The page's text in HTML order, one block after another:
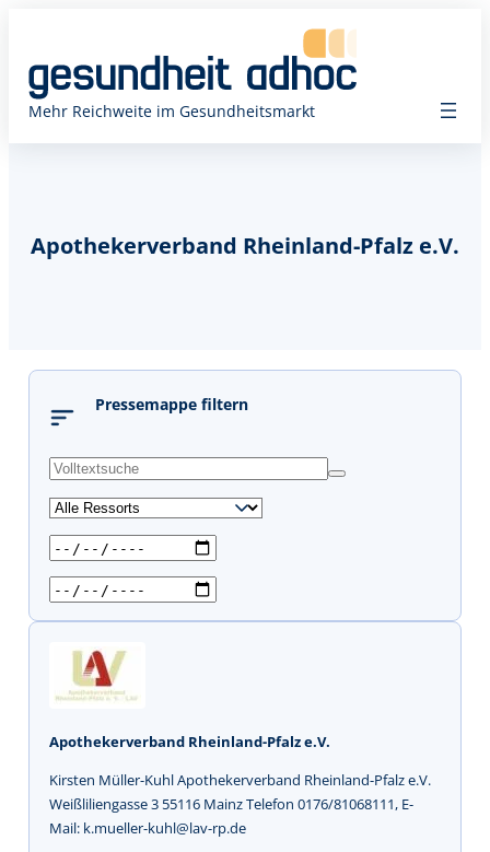
Mehr Reichweite im Gesundheitsmarkt
Apothekerverband Rheinland-Pfalz e.V.
Pressemappe filtern
s
Apothekerverband Rheinland-Pfalz e.V.
Kirsten Müller-Kuhl Apothekerverband Rheinland-Pfalz e.V.
Weißliliengasse 3 55116 Mainz Telefon 0176/81068111, E-
Mail: k.mueller-kuhl@lav-rp.de